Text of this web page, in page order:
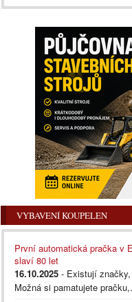
VYBAVENÍ KOUPELEN
První automatická pračka v
slaví 80 let
16.10.2025 - Existují
Možná si pamatujete